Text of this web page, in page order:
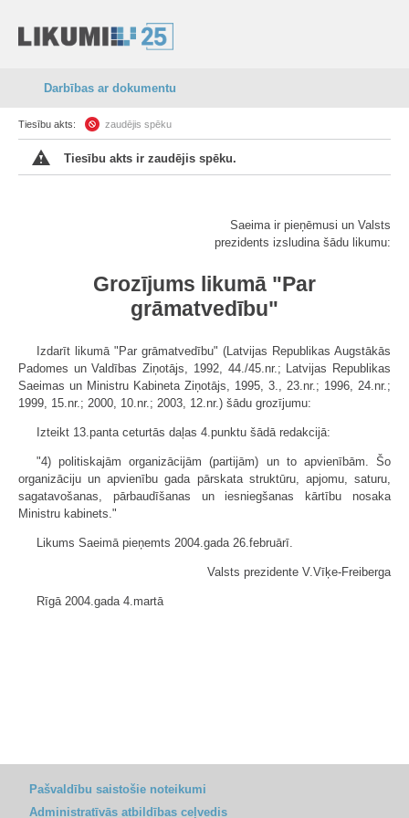
Darbības ar dokumentu
Tiesību akts: zaudējis spēku
Tiesību akts ir zaudējis spēku.
Saeima ir pieņēmusi un Valsts
prezidents izsludina šādu likumu:
Grozījums likumā "Par
grāmatvedību"
Izdarīt likumā "Par grāmatvedību" (Latvijas Republikas Augstākās
Padomes un Valdības Ziņotājs, 1992, 44./45.nr.; Latvijas Republikas
Saeimas un Ministru Kabineta Ziņotājs, 1995, 3., 23.nr.; 1996, 24.nr.;
1999, 15.nr.; 2000, 10.nr.; 2003, 12.nr.) šādu grozījumu:
Izteikt 13.panta ceturtās daļas 4.punktu šādā redakcijā:
"4) politiskajām organizācijām (partijām) un to apvienībām. Šo
organizāciju un apvienību gada pārskata struktūru, apjomu, saturu,
sagatavošanas, pārbaudīšanas un iesniegšanas kārtību nosaka
Ministru kabinets."
Likums Saeimā pieņemts 2004.gada 26.februārī.
Valsts prezidente V.Vīķe-Freiberga
Rīgā 2004.gada 4.martā
Pašvaldību saistošie noteikumi
Administratīvās atbildības ceļvedis